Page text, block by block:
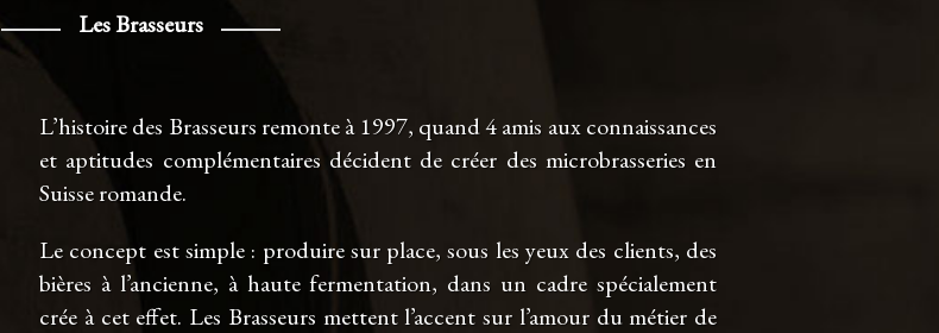
Les Brasseurs
L’histoire des Brasseurs remonte à 1997, quand 4 amis aux connaissances
et aptitudes complémentaires décident de créer des microbrasseries en
Suisse romande.
Le concept est simple : produire sur place, sous les yeux des clients, des
bières à l’ancienne, à haute fermentation, dans un cadre spécialement
crée à cet effet. Les Brasseurs mettent l’accent sur l’amour du métier de